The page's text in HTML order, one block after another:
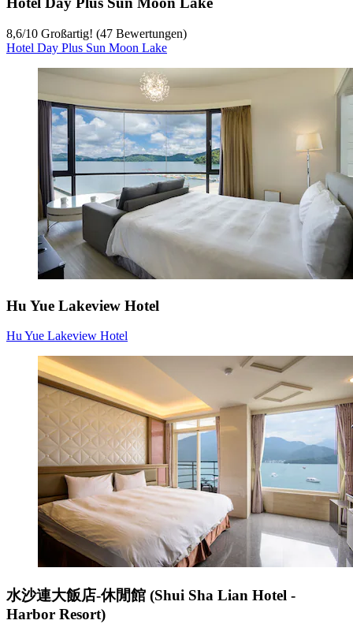
8,6/10 Großartig! (47 Bewertungen)
Hotel Day Plus Sun Moon Lake
Hu Yue Lakeview Hotel
Hu Yue Lakeview Hotel
水沙連大飯店-休閒館 (Shui Sha Lian Hotel -
Harbor Resort)